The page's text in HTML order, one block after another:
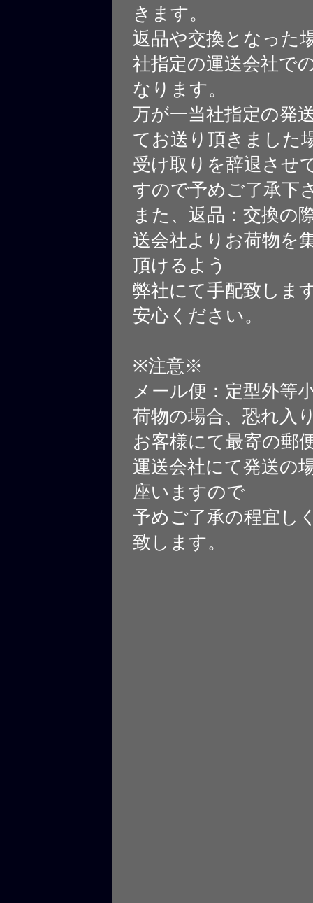
きます。
返品や交換となった
社指定の運送会社で
なります。
万が一当社指定の発
てお送り頂きました
受け取りを辞退させ
すので予めご了承下
また、返品：交換の
送会社よりお荷物を
頂けるよう
弊社にて手配致しま
安心ください。
※注意※
メール便：定型外等
荷物の場合、恐れ入
お客様にて最寄の郵
運送会社にて発送の
座いますので
予めご了承の程宜し
致します。